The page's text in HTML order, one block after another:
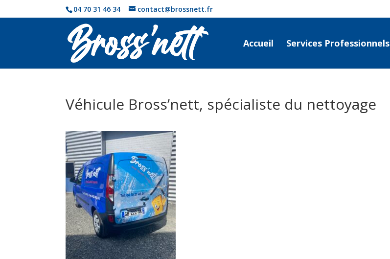
04 70 31 46 34 contact@brossnett.fr
Accueil Services Professionnels
Véhicule Bross’nett, spécialiste du nettoyage